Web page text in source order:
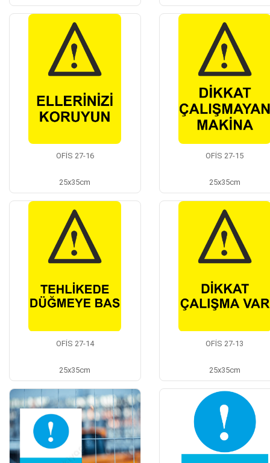
OFİS 27-16
25x35cm
OFİS 27-15
25x35cm
OFİS 27-14
25x35cm
OFİS 27-13
25x35cm